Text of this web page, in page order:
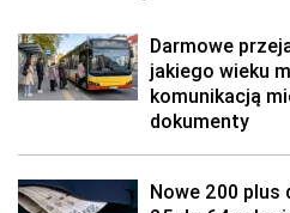
Darmowe
jakiego wieku
komunikacją
dokumenty
Nowe 200